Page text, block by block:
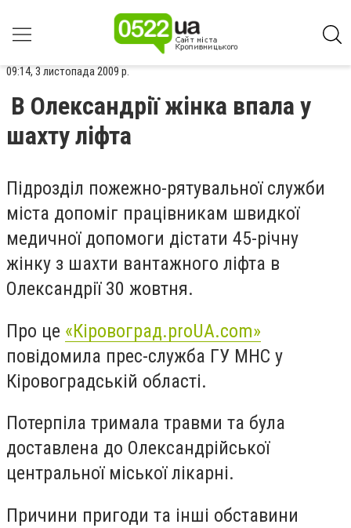
09:14, 3 листопада 2009 р.
В Олександрії жінка впала у
шахту ліфта
Підрозділ пожежно-рятувальної служби
міста допоміг працівникам швидкої
медичної допомоги дістати 45-річну
жінку з шахти вантажного ліфта в
Олександрії 30 жовтня.
Про це «Кіровоград.proUA.com»
повідомила прес-служба ГУ МНС у
Кіровоградській області.
Потерпіла тримала травми та була
доставлена до Олександрійської
центральної міської лікарні.
Причини пригоди та інші обставини